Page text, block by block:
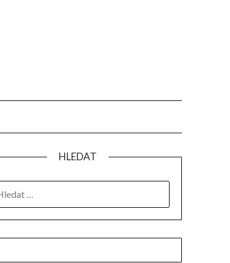
HLEDAT